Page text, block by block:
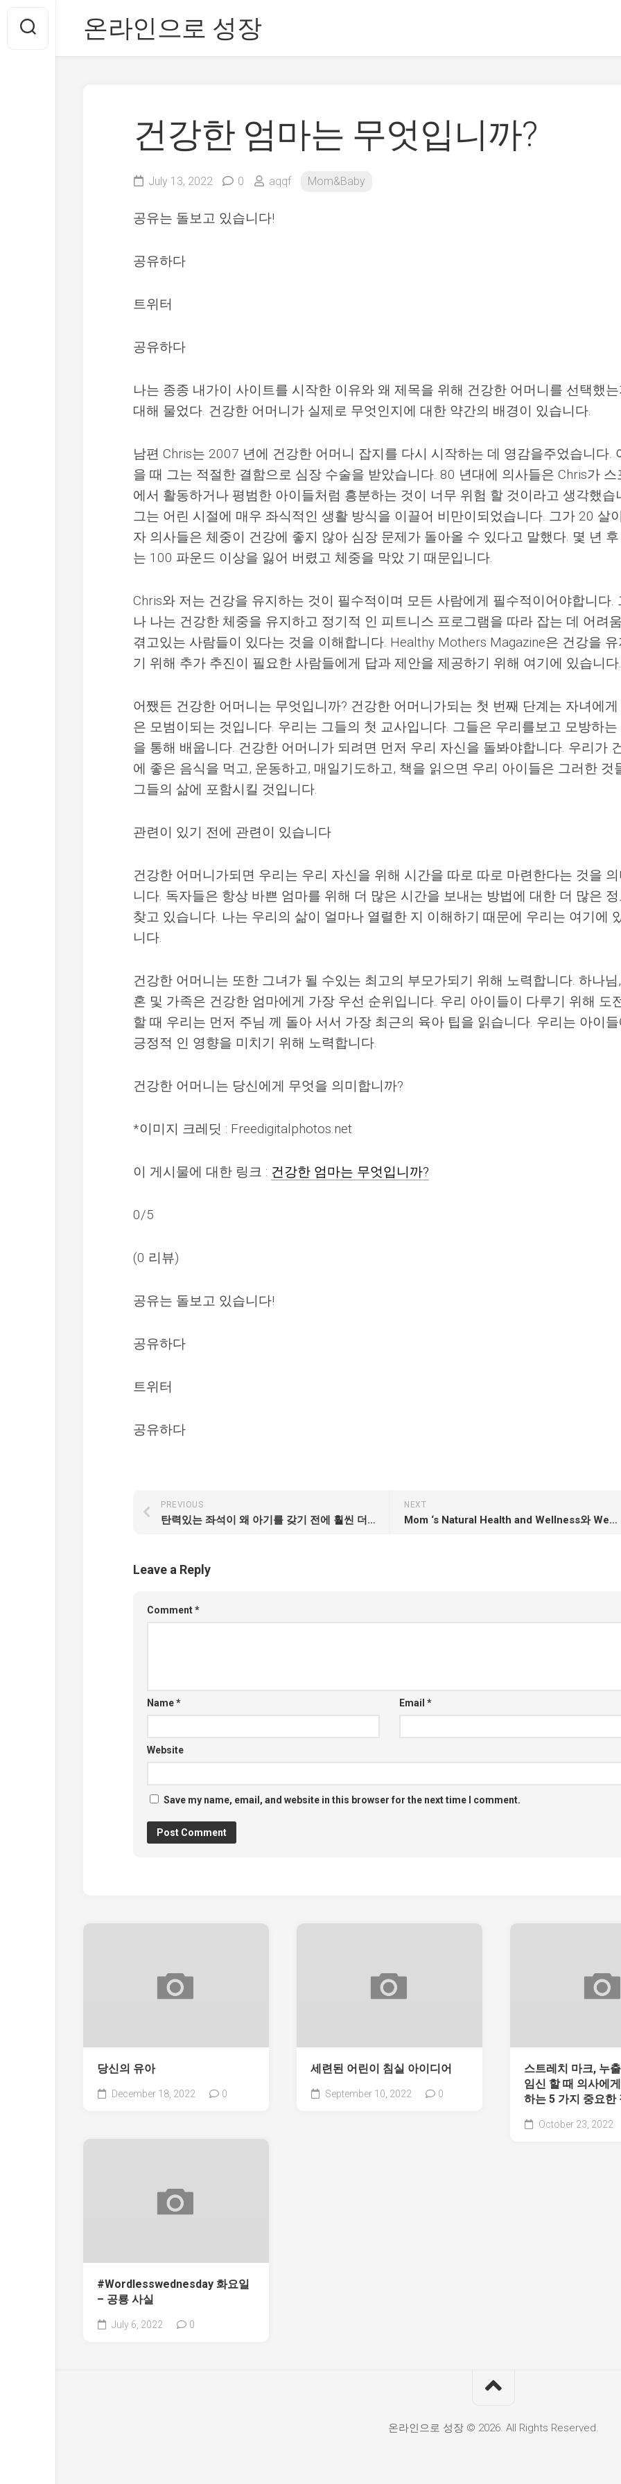
content
온라인으로 성장
건강한 엄마는 무엇입니까?
July 13, 2022 0 aqqf Mom&Baby
공유는 돌보고 있습니다!
공유하다
트위터
공유하다
나는 종종 내가이 사이트를 시작한 이유와 왜 제목을 위해 건강한 어머니를 선택했는
대해 물었다. 건강한 어머니가 실제로 무엇인지에 대한 약간의 배경이 있습니다.
남편 Chris는 2007 년에 건강한 어머니 잡지를 다시 시작하는 데 영감을주었습니다.
을 때 그는 적절한 결함으로 심장 수술을 받았습니다. 80 년대에 의사들은 Chris가 스
에서 활동하거나 평범한 아이들처럼 흥분하는 것이 너무 위험 할 것이라고 생각했습
그는 어린 시절에 매우 좌식적인 생활 방식을 이끌어 비만이되었습니다. 그가 20 살
자 의사들은 체중이 건강에 좋지 않아 심장 문제가 돌아올 수 있다고 말했다. 몇 년
는 100 파운드 이상을 잃어 버렸고 체중을 막았 기 때문입니다.
Chris와 저는 건강을 유지하는 것이 필수적이며 모든 사람에게 필수적이어야합니다.
나 나는 건강한 체중을 유지하고 정기적 인 피트니스 프로그램을 따라 잡는 데 어려
겪고있는 사람들이 있다는 것을 이해합니다. Healthy Mothers Magazine은 건강을
기 위해 추가 추진이 필요한 사람들에게 답과 제안을 제공하기 위해 여기에 있습니다.
어쨌든 건강한 어머니는 무엇입니까? 건강한 어머니가되는 첫 번째 단계는 자녀에게
은 모범이되는 것입니다. 우리는 그들의 첫 교사입니다. 그들은 우리를보고 모방하는
을 통해 배웁니다. 건강한 어머니가 되려면 먼저 우리 자신을 돌봐야합니다. 우리가
에 좋은 음식을 먹고, 운동하고, 매일기도하고, 책을 읽으면 우리 아이들은 그러한 것
그들의 삶에 포함시킬 것입니다.
관련이 있기 전에 관련이 있습니다
건강한 어머니가되면 우리는 우리 자신을 위해 시간을 따로 따로 마련한다는 것을
니다. 독자들은 항상 바쁜 엄마를 위해 더 많은 시간을 보내는 방법에 대한 더 많은
찾고 있습니다. 나는 우리의 삶이 얼마나 열렬한 지 이해하기 때문에 우리는 여기에
니다.
건강한 어머니는 또한 그녀가 될 수있는 최고의 부모가되기 위해 노력합니다. 하나님
혼 및 가족은 건강한 엄마에게 가장 우선 순위입니다. 우리 아이들이 다루기 위해 도
할 때 우리는 먼저 주님 께 돌아 서서 가장 최근의 육아 팁을 읽습니다. 우리는 아이들
긍정적 인 영향을 미치기 위해 노력합니다.
건강한 어머니는 당신에게 무엇을 의미합니까?
*이미지 크레딧 : Freedigitalphotos.net
이 게시물에 대한 링크 : 건강한 엄마는 무엇입니까?
0/5
(0 리뷰)
공유는 돌보고 있습니다!
공유하다
트위터
공유하다
NEXT
Mom ‘s Natural Health and Wellness와 Wellness
PREVIOUS
탄력있는 좌석이 왜 아기를 갖기 전에 훨씬 더 나은 엄마
Leave a Reply
Comment*
Name* Email *
Website
Save my name, email, and website in this browser for the next time I comment.
당신의 유아
December 18, 2022 0
세련된 어린이 침실 아이디어
September 10, 2022 0
스트레치 마크, 누
임신 할 때 의사에
하는 5 가지 중요한
October 23, 2022
#Wordlesswednesday 화요일
– 공룡 사실
July 6, 2022 0
온라인으로 성장 © 2026. All Rights Reserved.